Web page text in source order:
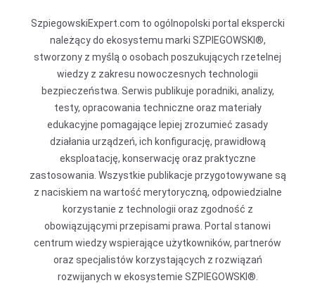
SzpiegowskiExpert.com to ogólnopolski portal ekspercki
należący do ekosystemu marki SZPIEGOWSKI®,
stworzony z myślą o osobach poszukujących rzetelnej
wiedzy z zakresu nowoczesnych technologii
bezpieczeństwa. Serwis publikuje poradniki, analizy,
testy, opracowania techniczne oraz materiały
edukacyjne pomagające lepiej zrozumieć zasady
działania urządzeń, ich konfigurację, prawidłową
eksploatację, konserwację oraz praktyczne
zastosowania. Wszystkie publikacje przygotowywane są
z naciskiem na wartość merytoryczną, odpowiedzialne
korzystanie z technologii oraz zgodność z
obowiązującymi przepisami prawa. Portal stanowi
centrum wiedzy wspierające użytkowników, partnerów
oraz specjalistów korzystających z rozwiązań
rozwijanych w ekosystemie SZPIEGOWSKI®.